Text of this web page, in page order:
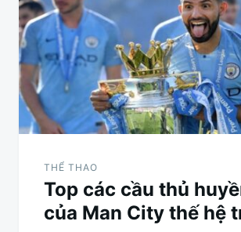
THỂ THAO
Top các cầu thủ
của Man City thế hệ